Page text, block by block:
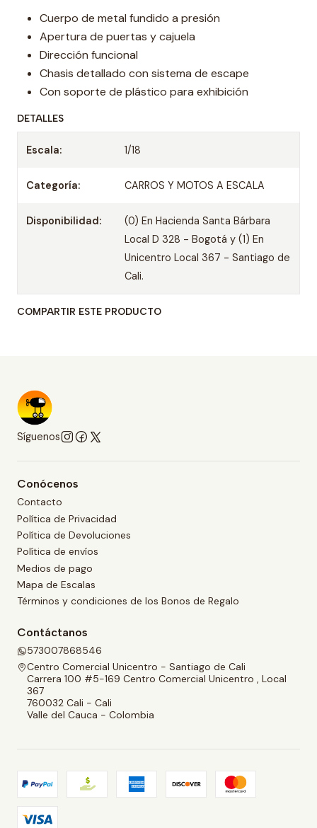
Cuerpo de metal fundido a presión
Apertura de puertas y cajuela
Dirección funcional
Chasis detallado con sistema de escape
Con soporte de plástico para exhibición
DETALLES
Escala: 1/18
Categoría: CARROS Y MOTOS A ESCALA
Disponibilidad:
(0) En Hacienda Santa Bárbara
Local D 328 - Bogotá y (1) En
Unicentro Local 367 - Santiago de
Cali.
COMPARTIR ESTE PRODUCTO
Síguenos
Conócenos
Contacto
Política de Privacidad
Política de Devoluciones
Política de envíos
Medios de pago
Mapa de Escalas
Términos y condiciones de los Bonos de Regalo
Contáctanos
573007868546
Centro Comercial Unicentro - Santiago de Cali
Carrera 100 #5-169 Centro Comercial Unicentro , Local
367
760032 Cali - Cali
Valle del Cauca - Colombia